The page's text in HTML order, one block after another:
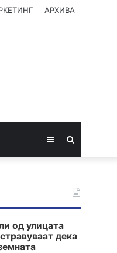
АРХИВА
Sidebar
од улицата
дека